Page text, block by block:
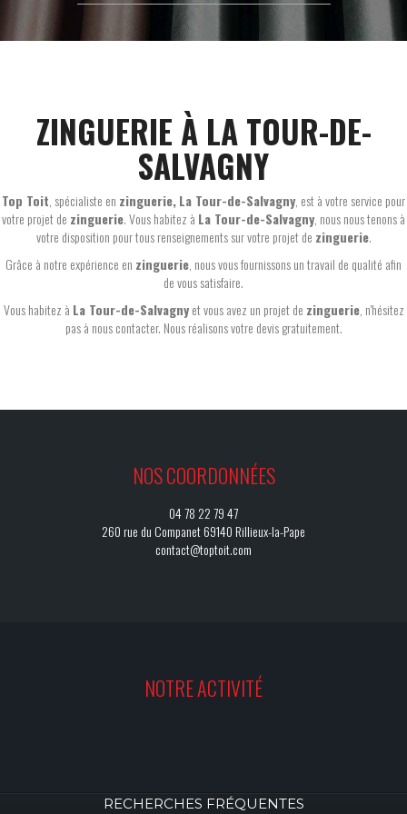
ZINGUERIE À LA TOUR-DE-
SALVAGNY
Top Toit , spécialiste en zinguerie,La Tour-de-Salvagny , est à votre service pour
votre projet de zinguerie. Vous habitez à La Tour-de-Salvagny , nous nous tenons à
votre disposition pour tous renseignements sur votre projet de zinguerie.
Grâce à notre expérience en zinguerie , nous vous fournissons un travail de qualité afin
de vous satisfaire.
Vous habitez à La Tour-de-Salvagnyet vous avez un projet de zinguerie, n'hésitez
pas à nous contacter. Nous réalisons votre devis gratuitement.
NOS COORDONNÉES
04 78 22 79 47
260 rue du Companet 69140 Rillieux-la-Pape
contact@toptoit.com
NOTRE ACTIVITÉ
RECHERCHES FRÉQUENTES